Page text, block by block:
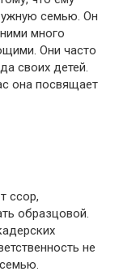
семью. Он
много
Они часто
своих детей.
она посвящает
ссор,
образцовой.
не